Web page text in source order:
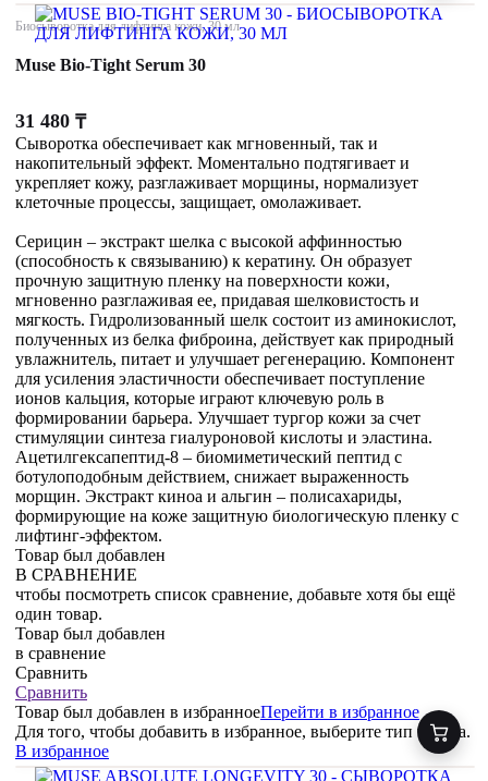
Биосыворотка для лифтинга кожи, 30 мл
Muse Bio-Tight Serum 30
31 480 ₸
Сыворотка обеспечивает как мгновенный, так и
накопительный эффект. Моментально подтягивает и
укрепляет кожу, разглаживает морщины, нормализует
клеточные процессы, защищает, омолаживает.
Серицин – экстракт шелка с высокой аффинностью
(способность к связыванию) к кератину. Он образует
прочную защитную пленку на поверхности кожи,
мгновенно разглаживая ее, придавая шелковистость и
мягкость. Гидролизованный шелк состоит из аминокислот,
полученных из белка фиброина, действует как природный
увлажнитель, питает и улучшает регенерацию. Компонент
для усиления эластичности обеспечивает поступление
ионов кальция, которые играют ключевую роль в
формировании барьера. Улучшает тургор кожи за счет
стимуляции синтеза гиалуроновой кислоты и эластина.
Ацетилгексапептид-8 – биомиметический пептид с
ботулоподобным действием, снижает выраженность
морщин. Экстракт киноа и альгин – полисахариды,
формирующие на коже защитную биологическую пленку с
лифтинг-эффектом.
Товар был добавлен
В СРАВНЕНИЕ
чтобы посмотреть список сравнение, добавьте хотя бы ещё
один товар.
Товар был добавлен
в сравнение
Сравнить
Сравнить
Товар был добавлен в избранноеПерейти в избранное
Для того, чтобы добавить в избранное, выберите тип товара.
В избранное